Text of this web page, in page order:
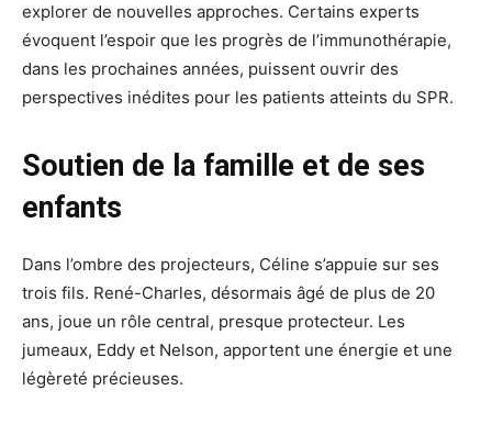
explorer de nouvelles approches. Certains experts
évoquent l’espoir que les progrès de l’immunothérapie,
dans les prochaines années, puissent ouvrir des
perspectives inédites pour les patients atteints du SPR.
Soutien de la famille et de ses
enfants
Dans l’ombre des projecteurs, Céline s’appuie sur ses
trois fils. René-Charles, désormais âgé de plus de 20
ans, joue un rôle central, presque protecteur. Les
jumeaux, Eddy et Nelson, apportent une énergie et une
légèreté précieuses.